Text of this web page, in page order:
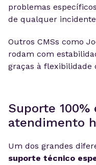
problemas
de qualquer
Outros CMSs como
rodam com
graças à flexibilidade
Suporte
atendimento
Um dos grandes
suporte técnico